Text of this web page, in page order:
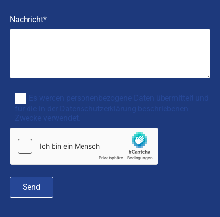
Nachricht*
Es werden personenbezogene Daten übermittelt und
für die in der Datenschutzerklärung beschriebenen
Zwecke verwendet.